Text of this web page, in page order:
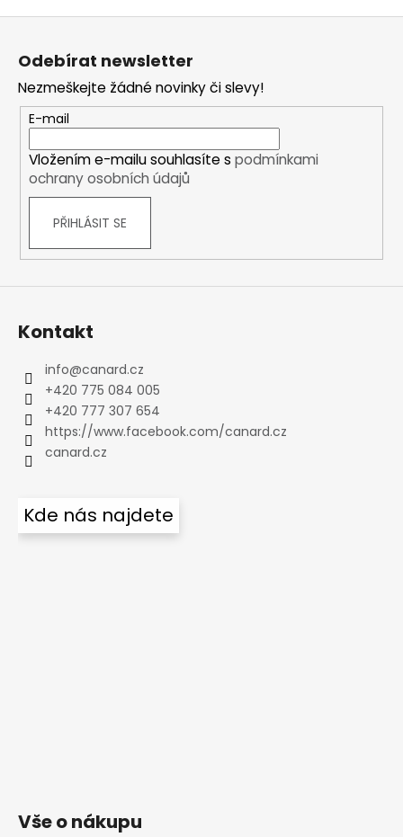
Z
Odebírat newsletter
Nezmeškejte žádné novinky či slevy!
E-mail
Vložením e-mailu souhlasíte s podmínkami
ochrany osobních údajů
PŘIHLÁSIT SE
Kontakt
info@canard.cz
+420 775 084 005
+420 777 307 654
https://www.facebook.com/canard.cz
canard.cz
Kde nás najdete
Vše o nákupu